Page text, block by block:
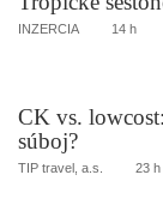
INZERCIA 14 h
CK vs.
súboj?
TIP travel, a.s. 23 h